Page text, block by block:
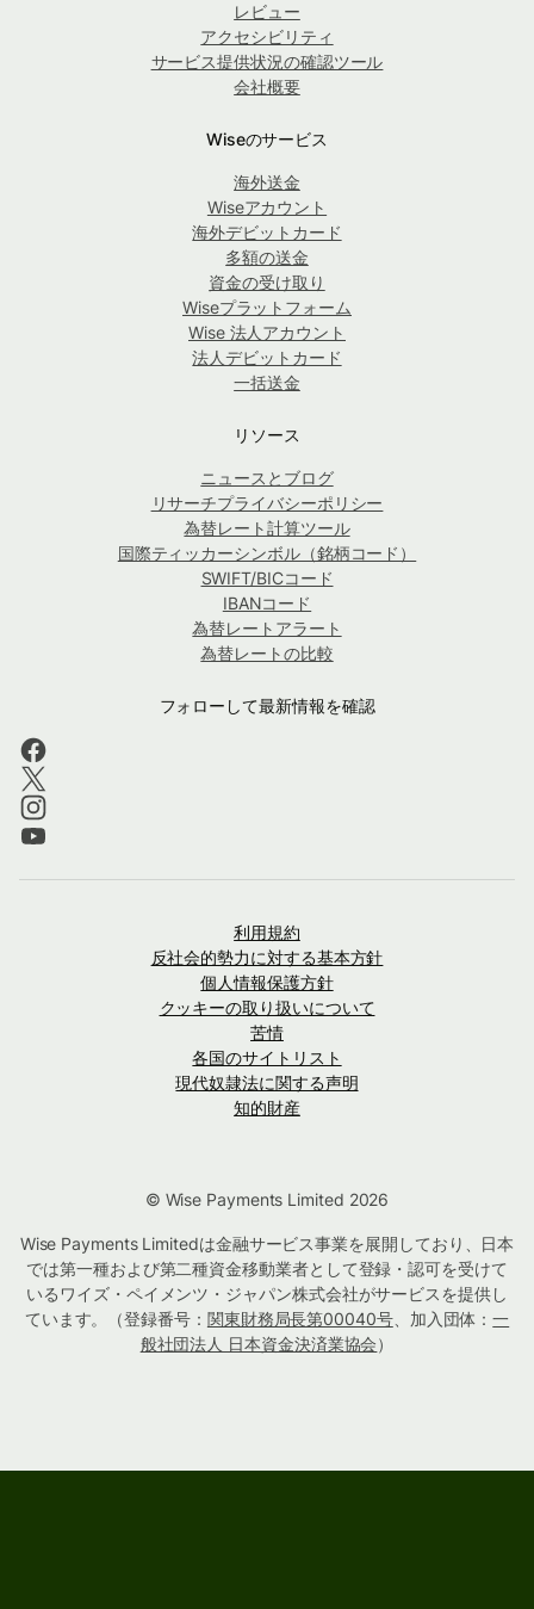
レビュー
アクセシビリティ
サービス提供状況の確認ツール
会社概要
Wiseのサービス
海外送金
Wiseアカウント
海外デビットカード
多額の送金
資金の受け取り
Wiseプラットフォーム
Wise 法人アカウント
法人デビットカード
一括送金
リソース
ニュースとブログ
リサーチプライバシーポリシー
為替レート計算ツール
国際ティッカーシンボル（銘柄コード）
SWIFT/BICコード
IBANコード
為替レートアラート
為替レートの比較
フォローして最新情報を確認
利用規約
反社会的勢力に対する基本方針
個人情報保護方針
クッキーの取り扱いについて
苦情
各国のサイトリスト
現代奴隷法に関する声明
知的財産
© Wise Payments Limited 2026
Wise Payments Limitedは金融サービス事業を展開しており、日本
では第一種および第二種資金移動業者として登録・認可を受けて
いるワイズ・ペイメンツ・ジャパン株式会社がサービスを提供し
ています。（登録番号： 関東財務局長第00040号、加入団体：一
般社団法人 日本資金決済業協会）